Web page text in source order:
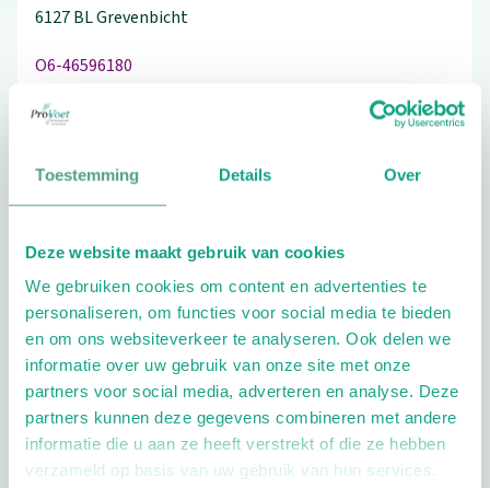
Toestemming Details Over
Deze website maakt gebruik van cookies
We gebruiken cookies om content en advertenties te
personaliseren, om functies voor social media te bieden
en om ons websiteverkeer te analyseren. Ook delen we
informatie over uw gebruik van onze site met onze
partners voor social media, adverteren en analyse. Deze
partners kunnen deze gegevens combineren met andere
informatie die u aan ze heeft verstrekt of die ze hebben
verzameld op basis van uw gebruik van hun services.
6127 BLGrevenbicht
O6-46596180
Schrijf ook een review
Extra opties